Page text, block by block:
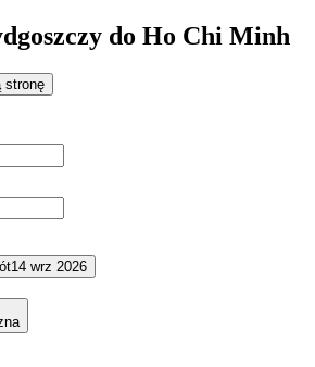
do Ho Chi Minh
stronę
14 wrz 2026